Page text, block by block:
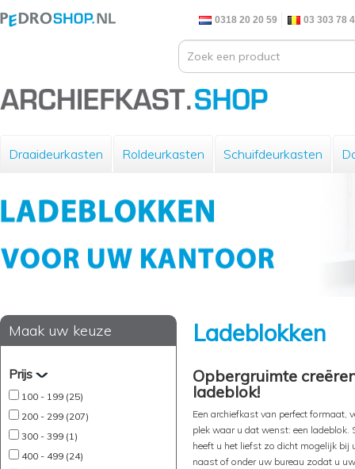
0318 20 20 59 03 303 78
Draaideurkasten Roldeurkasten Schuifdeurkasten
Maak uw keuze
Prijs
100 - 199 (25)
200 - 299 (207)
300 - 399 (1)
400 - 499 (24)
Ladeblokken
Opbergruimte
ladeblok!
Een archiefkast van perfect formaat,
plek waar u dat wenst: een ladeblok.
heeft u het liefst zo dicht mogelijk bij
naast of onder uw bureau zodat u